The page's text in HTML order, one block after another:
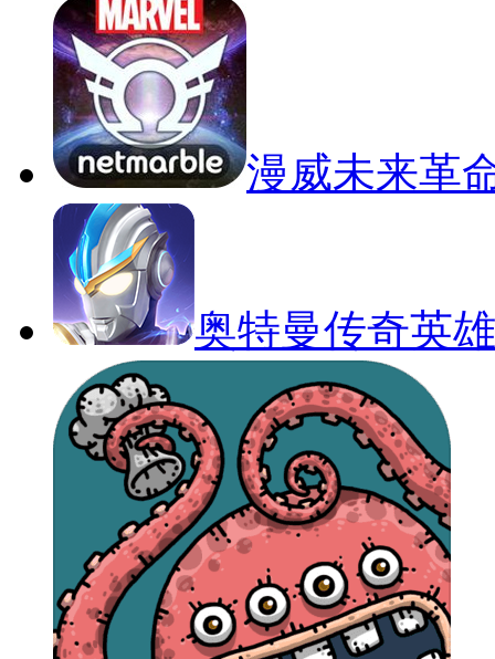
漫威未来革
奥特曼传奇英